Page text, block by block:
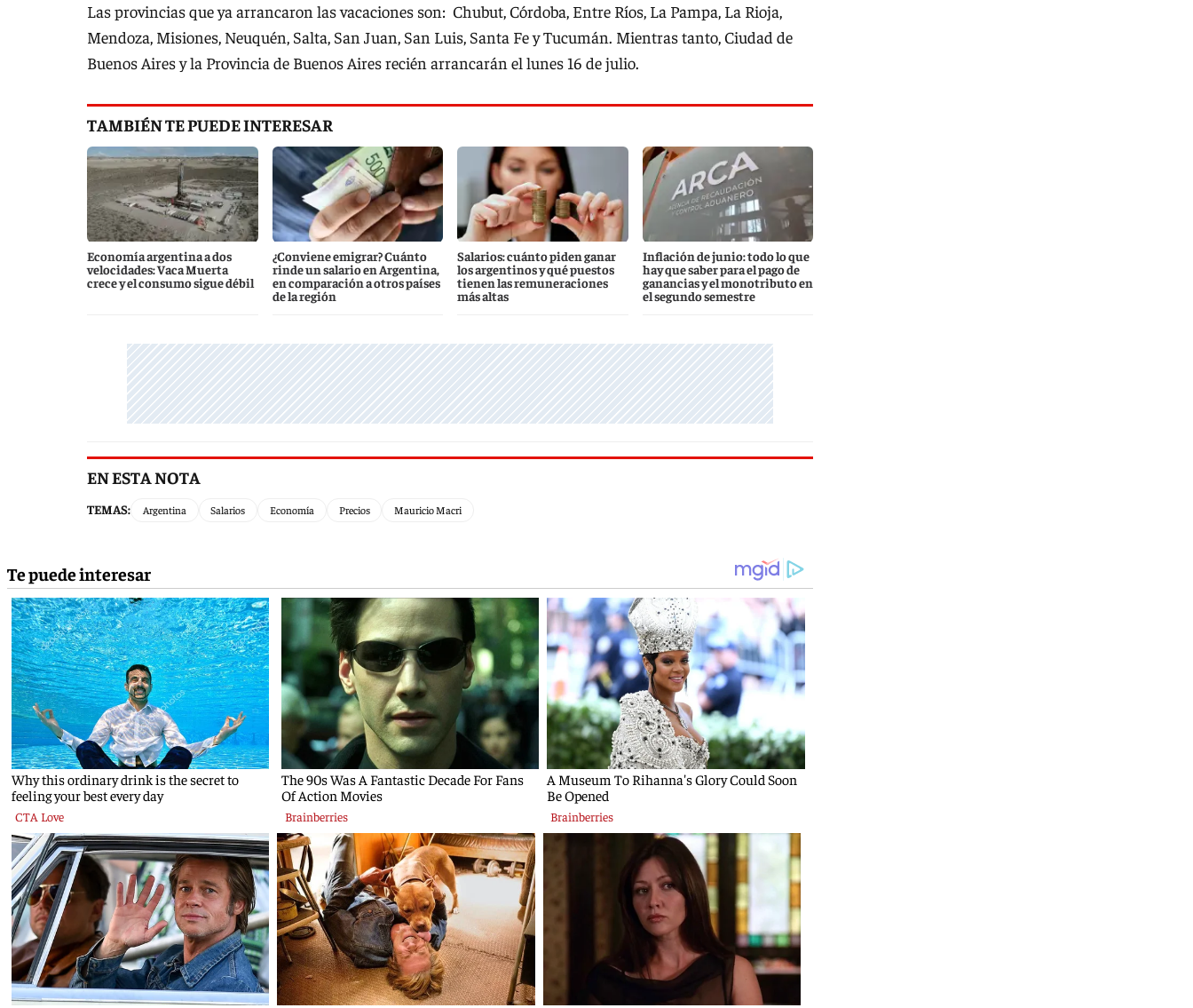
Las provincias que ya arrancaron las vacaciones son: Chubut, Córdoba, Entre Ríos, La Pampa, La Rioja,
Mendoza, Misiones, Neuquén, Salta, San Juan, San Luis, Santa Fe y Tucumán. Mientras tanto, Ciudad de
Buenos Aires y la Provincia de Buenos Aires recién arrancarán el lunes 16 de julio.
TAMBIÉN TE PUEDE INTERESAR
Economía argentina a dos
velocidades: Vaca Muerta
crece y el consumo sigue débil
¿Conviene emigrar? Cuánto
rinde un salario en Argentina,
en comparación a otros países
de la región
Salarios: cuánto piden ganar
los argentinos y qué puestos
tienen las remuneraciones
más altas
Inflación de junio: todo lo que
hay que saber para el pago de
ganancias y el monotributo en
el segundo semestre
EN ESTA NOTA
TEMAS: Argentina Salarios Economía Precios Mauricio Macri